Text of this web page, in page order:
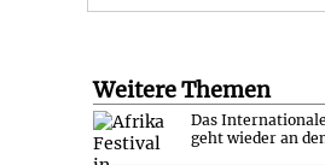
Weitere Themen
Das
geht wieder an